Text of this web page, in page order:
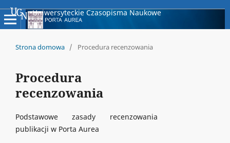
Uniwersyteckie Czasopisma Naukowe
Strona domowa / Procedura recenzowania
Procedura
recenzowania
Podstawowe zasady recenzowania
publikacji w Porta Aurea